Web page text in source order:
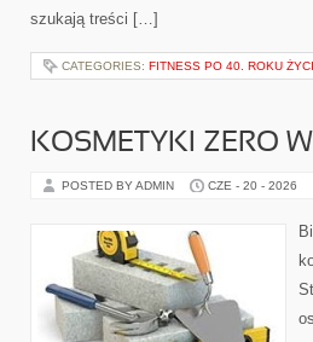
szukają treści […]
CATEGORIES: FITNESS PO 40. ROKU
KOSMETYKI ZERO
POSTED BY ADMIN CZE - 20 - 2026